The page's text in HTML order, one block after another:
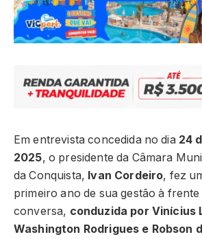
Em entrevista concedida no dia 24
2025, o presidente da Câmara
da Conquista, Ivan Cordeiro, fez
primeiro ano de sua gestão à frente
conversa, conduzida por Vinícius
Washington Rodrigues e Robson